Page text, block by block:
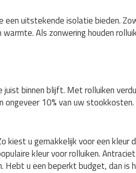
een uitstekende isolatie bieden.
Als zonwering houden
binnen blijft. Met rolluiken
10% van uw stookkosten.
kiest u gemakkelijk voor een kleur
kleur voor rolluiken.
Hebt u een beperkt budget, dan is